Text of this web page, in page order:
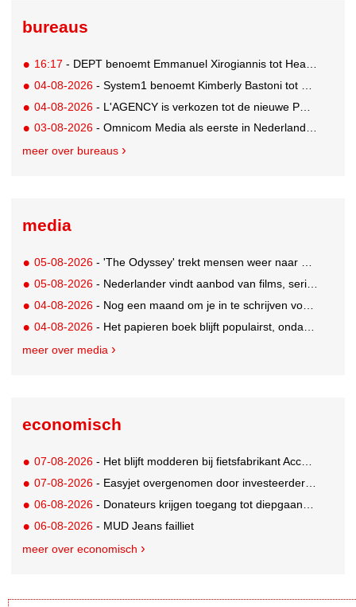
bureaus
16:17 - DEPT benoemt Emmanuel Xirogiannis tot Head of Influencer, EMEA
04-08-2026 - System1 benoemt Kimberly Bastoni tot Gobal Chief Commercial Officer
04-08-2026 - L'AGENCY is verkozen tot de nieuwe PR-partner van KoRo
03-08-2026 - Omnicom Media als eerste in Nederland actief met advertenties in ChatGPT
meer over bureaus
media
05-08-2026 - 'The Odyssey' trekt mensen weer naar de bioscoop
05-08-2026 - Nederlander vindt aanbod van films, series en sport vaak versnipperd
04-08-2026 - Nog een maand om je in te schrijven voor de Mercurs 2026
04-08-2026 - Het papieren boek blijft populairst, ondanks digitale alternatieven
meer over media
economisch
07-08-2026 - Het blijft modderen bij fietsfabrikant Accell. Krijgt uitstel van betaling
07-08-2026 - Easyjet overgenomen door investeerder Apollo
06-08-2026 - Donateurs krijgen toegang tot diepgaandere informatie over goede doelen
06-08-2026 - MUD Jeans failliet
meer over economisch